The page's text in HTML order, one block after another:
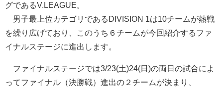
グであるV.LEAGUE。
男子最上位カテゴリであるDIVISION 1は10チームが熱戦
を繰り広げており、このうち６チームが今回紹介するファ
イナルステージに進出します。
ファイナルステージでは3/23(土)24(日)の両日の試合によ
ってファイナル（決勝戦）進出の２チームが決まり、